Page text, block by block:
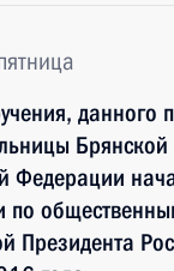
Федерации
по